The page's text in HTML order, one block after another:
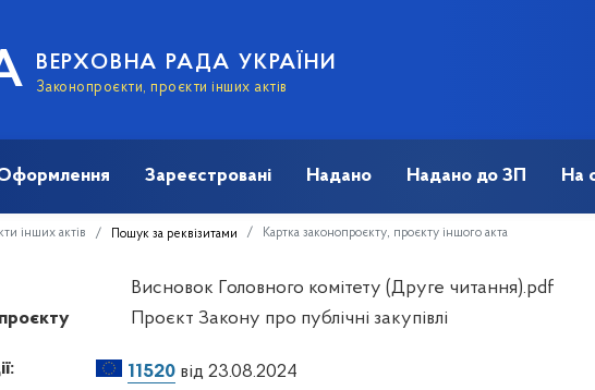
ВЕРХОВНА РАДА УКРАЇНИ
Законопроєкти, проєкти інших актів
Зареєстровані Надано Надано до ЗП На
інших актів Пошук за реквізитами Картка законопроєкту, проєкту іншого акта
Висновок Головного комітету (Друге читання).pdf
Проєкт Закону про публічні закупівлі
11520 від 23.08.2024